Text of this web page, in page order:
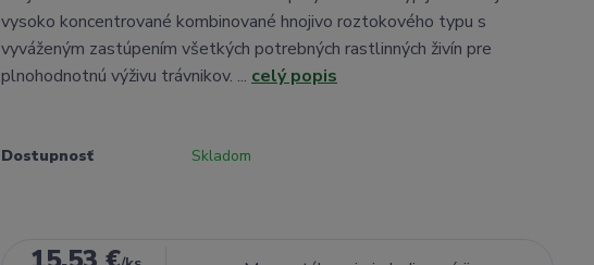
vysoko koncentrované kombinované hnojivo roztokového typu s
vyváženým zastúpením všetkých potrebných rastlinných živín pre
plnohodnotnú výživu trávnikov. ... celý popis
Dostupnosť Skladom